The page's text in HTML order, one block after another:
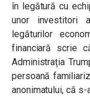
în legătură cu
unor investitori
legăturilor
financiară scrie
Administrația
persoană
anonimatului, că